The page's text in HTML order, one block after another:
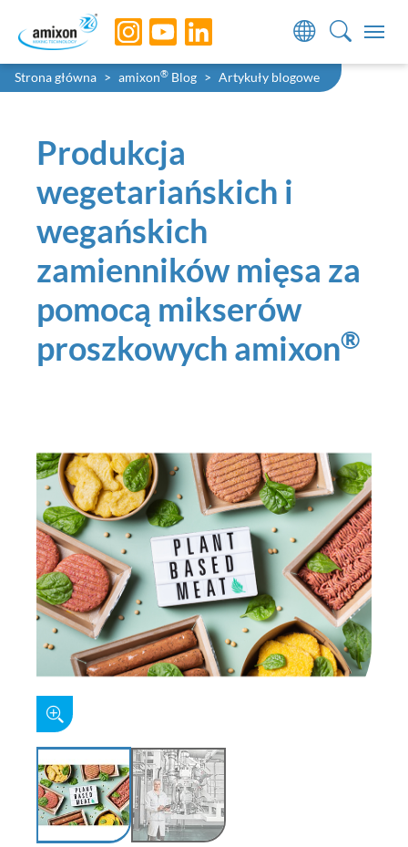
Skip to main navigation
Skip to main content
Skip to page footer
You are here:
Strona główna amixon® Blog Artykuły blogowe
Produkcja
wegetariańskich i
wegańskich
zamienników mięsa za
pomocą mikserów
proszkowych amixon®